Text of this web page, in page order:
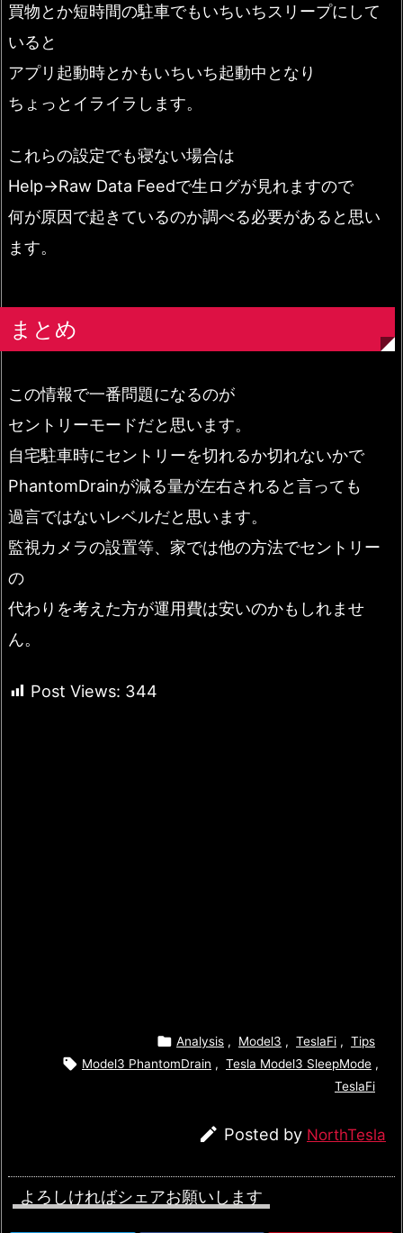
買物とか短時間の駐車でもいちいちスリープにして
いると
アプリ起動時とかもいちいち起動中となり
ちょっとイライラします。
これらの設定でも寝ない場合は
Help→Raw Data Feedで生ログが見れますので
何が原因で起きているのか調べる必要があると思い
ます。
まとめ
この情報で一番問題になるのが
セントリーモードだと思います。
自宅駐車時にセントリーを切れるか切れないかで
PhantomDrainが減る量が左右されると言っても
過言ではないレベルだと思います。
監視カメラの設置等、家では他の方法でセントリー
の
代わりを考えた方が運用費は安いのかもしれませ
ん。
Post Views: 344
 Analysis , Model3 , TeslaFi , Tips
 Model3 PhantomDrain , Tesla Model3 SleepMode ,
TeslaFi
 Posted by NorthTesla
よろしければシェアお願いします